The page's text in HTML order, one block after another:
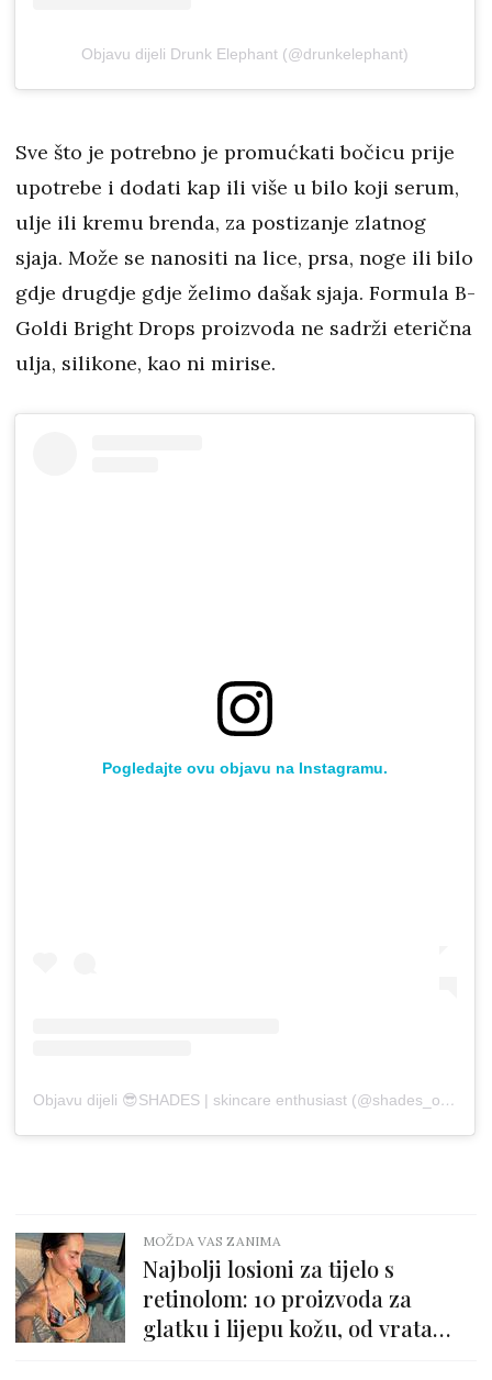
Objavu dijeli Drunk Elephant (@drunkelephant)
Sve što je potrebno je promućkati bočicu prije
upotrebe i dodati kap ili više u bilo koji serum,
ulje ili kremu brenda, za postizanje zlatnog
sjaja. Može se nanositi na lice, prsa, noge ili bilo
gdje drugdje gdje želimo dašak sjaja. Formula B-
Goldi Bright Drops proizvoda ne sadrži eterična
ulja, silikone, kao ni mirise.
Pogledajte ovu objavu na Instagramu.
Objavu dijeli 😎SHADES | skincare enthusiast (@shades_of_glow)
MOŽDA VAS ZANIMA
Najbolji losioni za tijelo s
retinolom: 10 proizvoda za
glatku i lijepu kožu, od vrata